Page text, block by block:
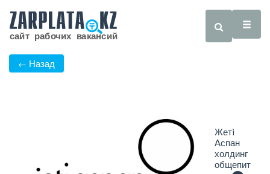
← Назад
Жетi
Аспан
холдинг
общепит